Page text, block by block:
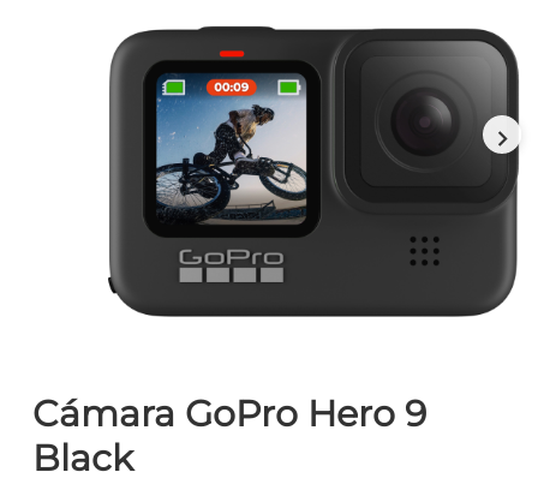
Cámara GoPro Hero 9
Black